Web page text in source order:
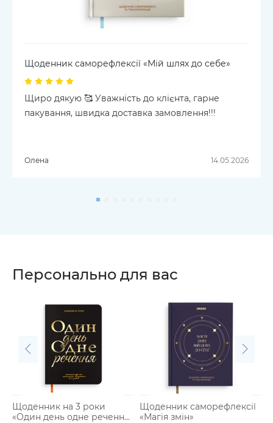
Щоденник саморефлексії «Мій шлях до себе»
Щиро дякую 🥰 Уважність до клієнта, гарне
пакування, швидка доставка замовлення!!!
Олена 14.05.2026
Персонально для вас
Щоденник на 3 роки
«Один день одне речення»
Щоденник саморефлексії
«Магія змін»